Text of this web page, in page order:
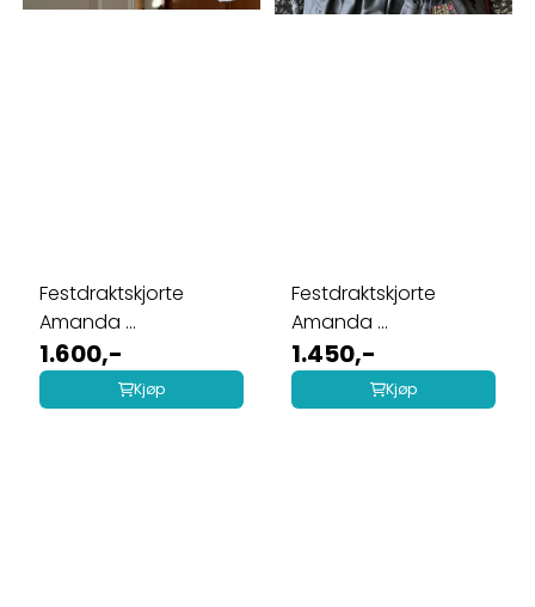
Festdraktskjorte
Amanda ...
1.600,-
Kjøp
Festdraktskjorte
Amanda ...
1.450,-
Kjøp